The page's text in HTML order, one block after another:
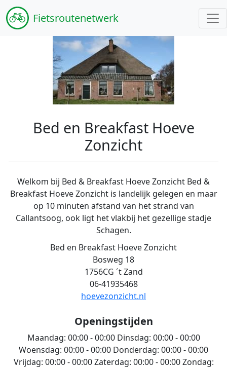
Fietsroutenetwerk
Bed en Breakfast Hoeve
Zonzicht
Welkom bij Bed & Breakfast Hoeve Zonzicht Bed &
Breakfast Hoeve Zonzicht is landelijk gelegen en maar
op 10 minuten afstand van het strand van
Callantsoog, ook ligt het vlakbij het gezellige stadje
Schagen.
Bed en Breakfast Hoeve Zonzicht
Bosweg 18
1756CG ´t Zand
06-41935468
hoevezonzicht.nl
Openingstijden
Maandag: 00:00 - 00:00Dinsdag: 00:00 - 00:00
Woensdag: 00:00 - 00:00 Donderdag: 00:00 - 00:00
Vrijdag: 00:00 - 00:00Zaterdag: 00:00 - 00:00Zondag: